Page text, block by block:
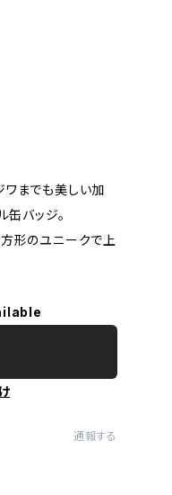
までも美しい加
バッジ。
形のユニークで上
通報する